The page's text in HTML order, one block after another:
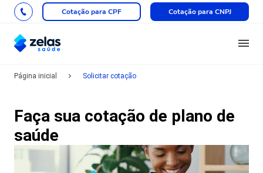
Cotação para CPF Cotação para CNPJ
Página inicial Solicitar cotação
Faça sua cotação de plano de
saúde